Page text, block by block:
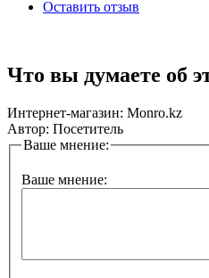
Оставить отзыв
Что вы думаете об
Интернет-магазин: Monro.kz
Автор: Посетитель
Ваше мнение:
Ваше мнение: